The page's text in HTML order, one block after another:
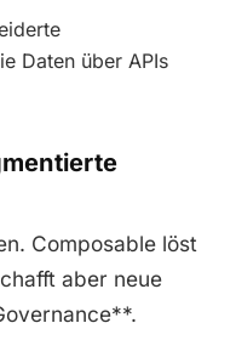
Daten über APIs
Composable löst
aber neue